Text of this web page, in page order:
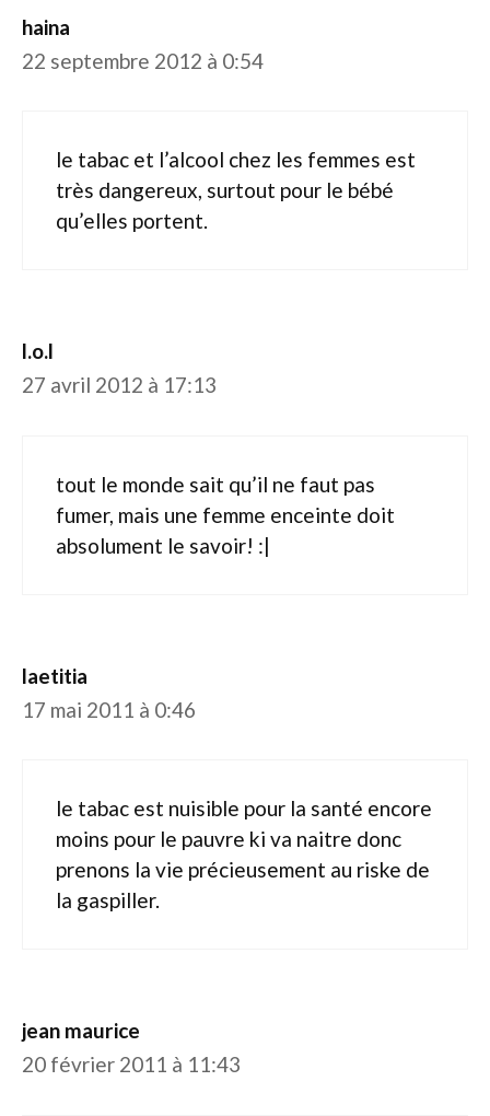
haina
22 septembre 2012 à 0:54
le tabac et l’alcool chez les femmes est
très dangereux, surtout pour le bébé
qu’elles portent.
l.o.l
27 avril 2012 à 17:13
tout le monde sait qu’il ne faut pas
fumer, mais une femme enceinte doit
absolument le savoir! :|
laetitia
17 mai 2011 à 0:46
le tabac est nuisible pour la santé encore
moins pour le pauvre ki va naitre donc
prenons la vie précieusement au riske de
la gaspiller.
jean maurice
20 février 2011 à 11:43